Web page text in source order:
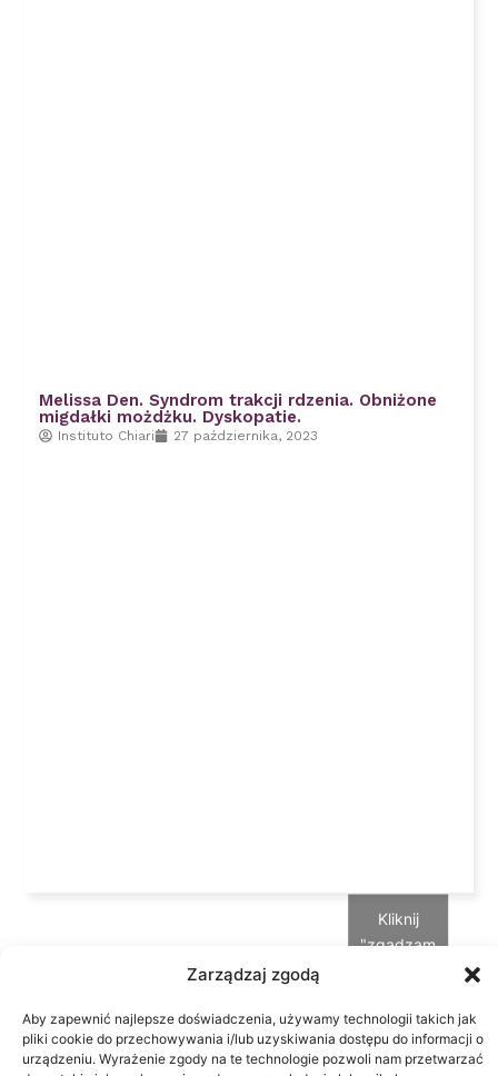
Zarządzaj zgodą
Aby zapewnić najlepsze doświadczenia, używamy technologii takich jak
pliki cookie do przechowywania i/lub uzyskiwania dostępu do informacji o
urządzeniu. Wyrażenie zgody na te technologie pozwoli nam przetwarzać
Melissa Den. Syndrom trakcji rdzenia. Obniżone
migdałki możdżku. Dyskopatie.
Instituto Chiari 27 października, 2023
Godziny
przyjęć
Od
Kontakt
24
godziny
Adres
Pº Manuel
Girona, nr
Kliknij
"zgadzam
Google
maps
Polityka